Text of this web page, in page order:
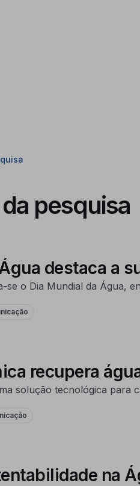
pesquisa
destaca a
se o Dia Mundial da Água,
recupera
solução tecnológica para
na